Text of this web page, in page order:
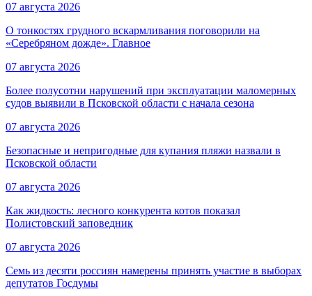
07 августа 2026
О тонкостях грудного вскармливания поговорили на
«Серебряном дожде». Главное
07 августа 2026
Более полусотни нарушений при эксплуатации маломерных
судов выявили в Псковской области с начала сезона
07 августа 2026
Безопасные и непригодные для купания пляжи назвали в
Псковской области
07 августа 2026
Как жидкость: лесного конкурента котов показал
Полистовский заповедник
07 августа 2026
Семь из десяти россиян намерены принять участие в выборах
депутатов Госдумы